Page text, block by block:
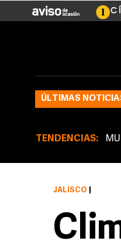
ÚLTIMAS
TENDENCIAS:
JALISCO